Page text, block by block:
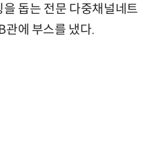
돕는 전문 다중채널네트
관에 부스를 냈다.